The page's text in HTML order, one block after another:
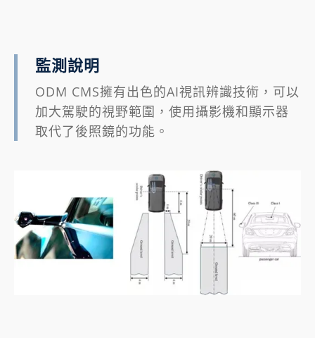
監測說明
ODM CMS擁有出色的AI視訊辨識技術，可以
加大駕駛的視野範圍，使用攝影機和顯示器
取代了後照鏡的功能。